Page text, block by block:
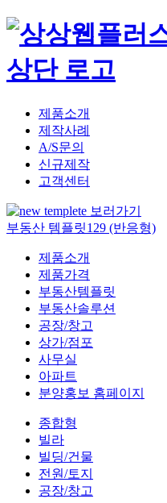
제품소개
제작사례
A/S문의
신규제작
고객센터
부동산 템플릿129 (반응형)
제품소개
제품가격
부동산템플릿
부동산솔루션
공장/창고
상가/점포
사무실
아파트
분양홍보 홈페이지
종합형
빌라
빌딩/건물
전원/토지
공장/창고